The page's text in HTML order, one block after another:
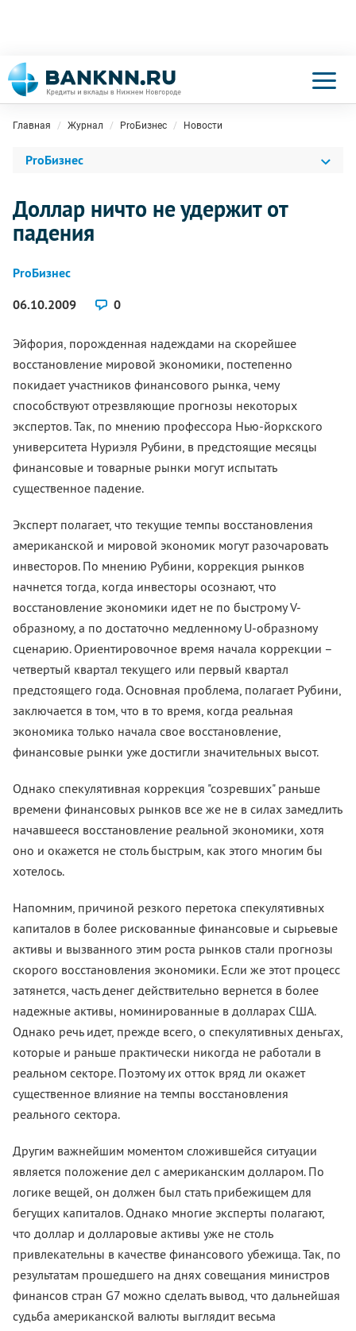
Главная Журнал ProБизнес Новости
ProБизнес
Доллар ничто не удержит от
падения
ProБизнес
06.10.2009
0
Эйфория, порожденная надеждами на скорейшее
восстановление мировой экономики, постепенно
покидает участников финансового рынка, чему
способствуют отрезвляющие прогнозы некоторых
экспертов. Так, по мнению профессора Нью-йоркского
университета Нуриэля Рубини, в предстоящие месяцы
финансовые и товарные рынки могут испытать
существенное падение.
Эксперт полагает, что текущие темпы восстановления
американской и мировой экономик могут разочаровать
инвесторов. По мнению Рубини, коррекция рынков
начнется тогда, когда инвесторы осознают, что
восстановление экономики идет не по быстрому V-
образному, а по достаточно медленному U-образному
сценарию. Ориентировочное время начала коррекции –
четвертый квартал текущего или первый квартал
предстоящего года. Основная проблема, полагает Рубини,
заключается в том, что в то время, когда реальная
экономика только начала свое восстановление,
финансовые рынки уже достигли значительных высот.
Однако спекулятивная коррекция "созревших" раньше
времени финансовых рынков все же не в силах замедлить
начавшееся восстановление реальной экономики, хотя
оно и окажется не столь быстрым, как этого многим бы
хотелось.
Напомним, причиной резкого перетока спекулятивных
капиталов в более рискованные финансовые и сырьевые
активы и вызванного этим роста рынков стали прогнозы
скорого восстановления экономики. Если же этот процесс
затянется, часть денег действительно вернется в более
надежные активы, номинированные в долларах США.
Однако речь идет, прежде всего, о спекулятивных деньгах,
которые и раньше практически никогда не работали в
реальном секторе. Поэтому их отток вряд ли окажет
существенное влияние на темпы восстановления
реального сектора.
Другим важнейшим моментом сложившейся ситуации
является положение дел с американским долларом. По
логике вещей, он должен был стать прибежищем для
бегущих капиталов. Однако многие эксперты полагают,
что доллар и долларовые активы уже не столь
привлекательны в качестве финансового убежища. Так, по
результатам прошедшего на днях совещания министров
финансов стран G7 можно сделать вывод, что дальнейшая
судьба американской валюты выглядит весьма